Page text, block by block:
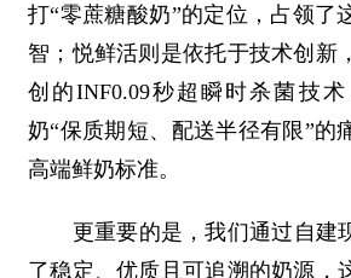
打“零蔗糖酸奶”的定位，占领了
智；悦鲜活则是依托于技术创新
创的INF0.09秒超瞬时杀菌技
奶“保质期短、配送半径有限”的
高端鲜奶标准。
更重要的是，我们通过自建
了稳定、优质且可追溯的奶源，